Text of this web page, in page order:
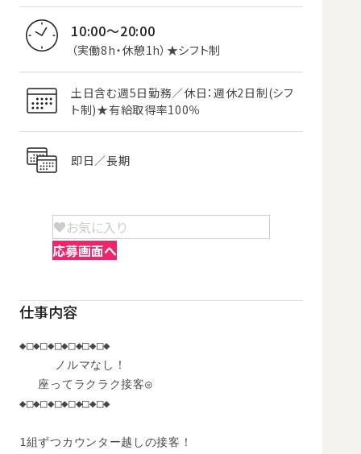
10:00～20:00
（実働8h・休憩1h）★シフト制
土日含む週5日勤務／休日：週休2日制(シフ
ト制)★有給取得率100％
即日／長期
お気に入り
応募画面へ
仕事内容
◆□◆□◆□◆□◆□◆□◆
ノルマなし！
座ってラクラク接客◎
◆□◆□◆□◆□◆□◆□◆
1組ずつカウンター越しの接客！